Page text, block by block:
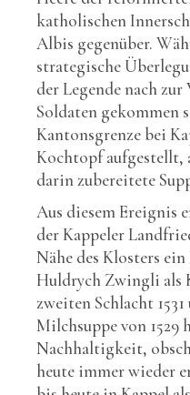
katholischen
Albis gegenüber.
strategische
der Legende nach
Soldaten gekommen
Kantonsgrenze bei
Kochtopf aufgestellt,
darin zubereitete
Aus diesem Ereignis
der Kappeler
Nähe des Klosters
Huldrych Zwingli als
zweiten Schlacht
Milchsuppe von 1529
Nachhaltigkeit,
heute immer wieder